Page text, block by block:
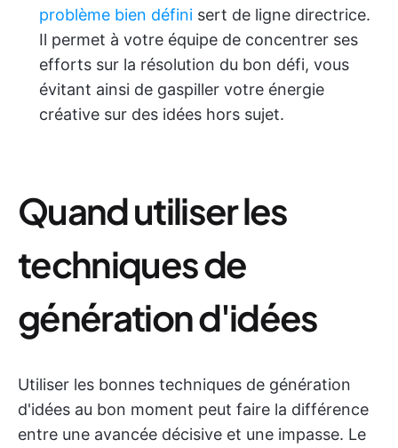
problème bien défini sert de ligne directrice.
Il permet à votre équipe de concentrer ses
efforts sur la résolution du bon défi, vous
évitant ainsi de gaspiller votre énergie
créative sur des idées hors sujet.
Quand utiliser les
techniques de
génération d'idées
Utiliser les bonnes techniques de génération
d'idées au bon moment peut faire la différence
entre une avancée décisive et une impasse. Le